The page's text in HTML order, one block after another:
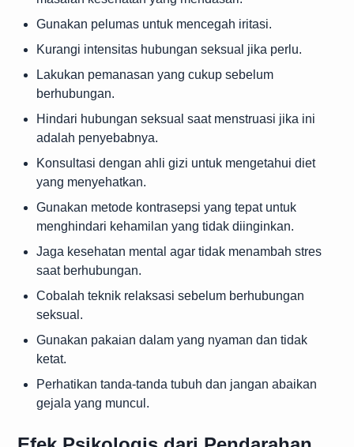
Gunakan pelumas untuk mencegah iritasi.
Kurangi intensitas hubungan seksual jika perlu.
Lakukan pemanasan yang cukup sebelum
berhubungan.
Hindari hubungan seksual saat menstruasi jika ini
adalah penyebabnya.
Konsultasi dengan ahli gizi untuk mengetahui diet
yang menyehatkan.
Gunakan metode kontrasepsi yang tepat untuk
menghindari kehamilan yang tidak diinginkan.
Jaga kesehatan mental agar tidak menambah stres
saat berhubungan.
Cobalah teknik relaksasi sebelum berhubungan
seksual.
Gunakan pakaian dalam yang nyaman dan tidak
ketat.
Perhatikan tanda-tanda tubuh dan jangan abaikan
gejala yang muncul.